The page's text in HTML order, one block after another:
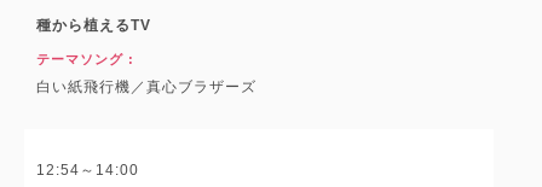
種から植えるTV
テーマソング :
白い紙飛行機／真心ブラザーズ
12:54～14:00